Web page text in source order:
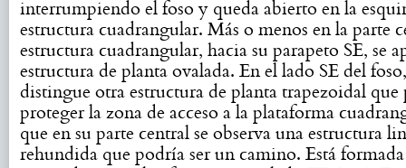
interrumpiendo el foso y queda abierto en la
estructura cuadrangular. Más o menos en la parte
estructura cuadrangular, hacia su parapeto SE, se
estructura de planta ovalada. En el lado SE del
distingue otra estructura de planta trapezoidal que
proteger la zona de acceso a la plataforma
que en su parte central se observa una estructura
rehundida que podría ser un camino. Está